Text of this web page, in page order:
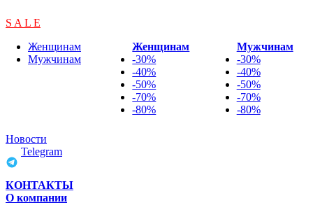
S A L E
Женщинам
Мужчинам
Женщинам
-30%
-40%
-50%
-70%
-80%
Мужчинам
-30%
-40%
-50%
-70%
-80%
Новости
Telegram
КОНТАКТЫ
О компании